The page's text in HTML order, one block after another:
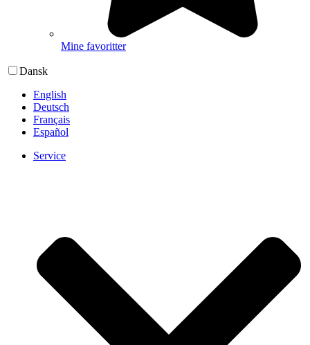
Mine favoritter
Dansk
English
Deutsch
Français
Español
Service